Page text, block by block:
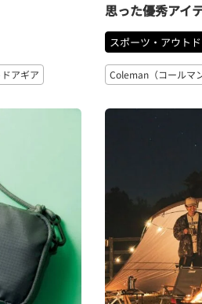
アギア
思った優秀アイ
スポーツ・アウト
Coleman（コールマン